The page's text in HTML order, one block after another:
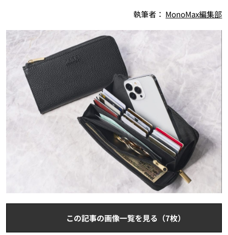
執筆者： MonoMax編集部
この記事の画像一覧を見る（7枚）